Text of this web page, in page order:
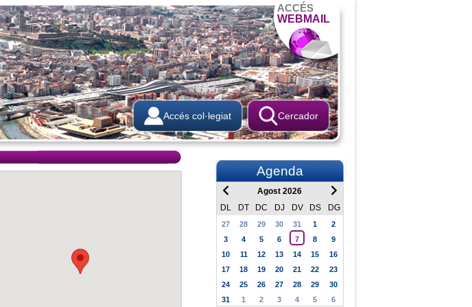
ACCÉS
WEBMAIL
Cercador
Accés col·legiat
Agenda
Agost 2026
DL
DT DC DJ DV DS DG
27 28 29 30 31 1
2
3
4 5 6 7 8
9
10
11 12 13 14 15
16
17
18 19 20 21 22
23
24
25 26 27 28 29
30
31
1 2 3 4 5 6